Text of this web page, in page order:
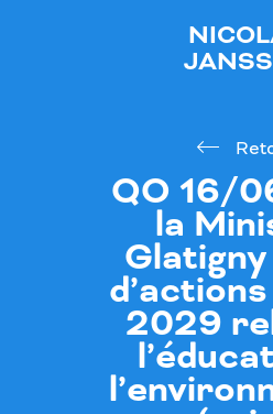
QO 16/
la
2029